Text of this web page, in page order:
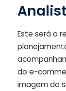
Este será o
do e-
imagem do